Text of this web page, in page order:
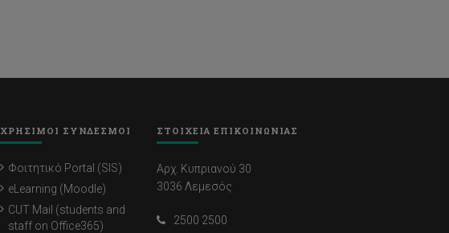
ΧΡΗΣΙΜΟΙ ΣΥΝΔΕΣΜΟΙ
Φοιτητικό Portal (SIS)
eLearning (Moodle)
CUT Mail (students and
staff on Office365)
ΣΤΟΙΧΕΙΑ ΕΠΙΚΟΙΝΩΝΙΑΣ
Αρχ. Κυπριανού 30
3036 Λεμεσός
2500 2500